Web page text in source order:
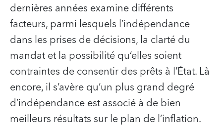
dernières années examine différents
facteurs, parmi lesquels l’indépendance
dans les prises de décisions, la clarté du
mandat et la possibilité qu’elles soient
contraintes de consentir des prêts à l’État. Là
encore, il s’avère qu’un plus grand degré
d’indépendance est associé à de bien
meilleurs résultats sur le plan de l’inflation.